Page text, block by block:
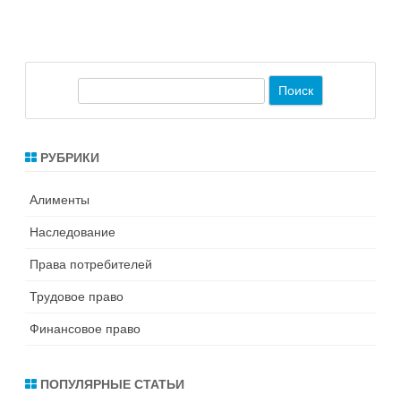
с
РУБРИКИ
Алименты
Наследование
Права потребителей
Трудовое право
Финансовое право
ПОПУЛЯРНЫЕ СТАТЬИ